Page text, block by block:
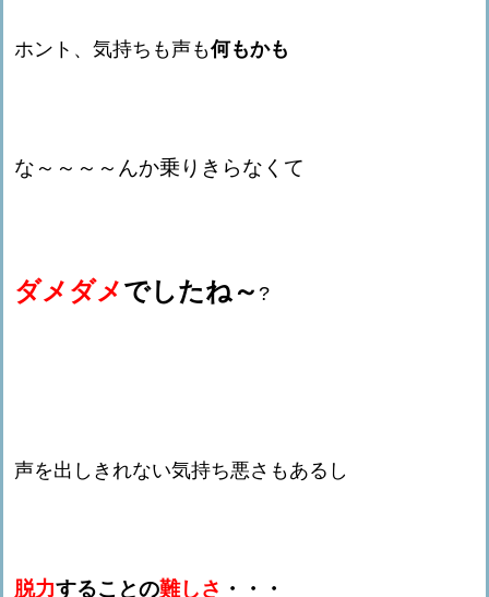
ホント、気持ちも声も何もかも
な～～～～んか乗りきらなくて
ダメダメでしたね～ ?
声を出しきれない気持ち悪さもあるし
脱力することの難しさ ・・・